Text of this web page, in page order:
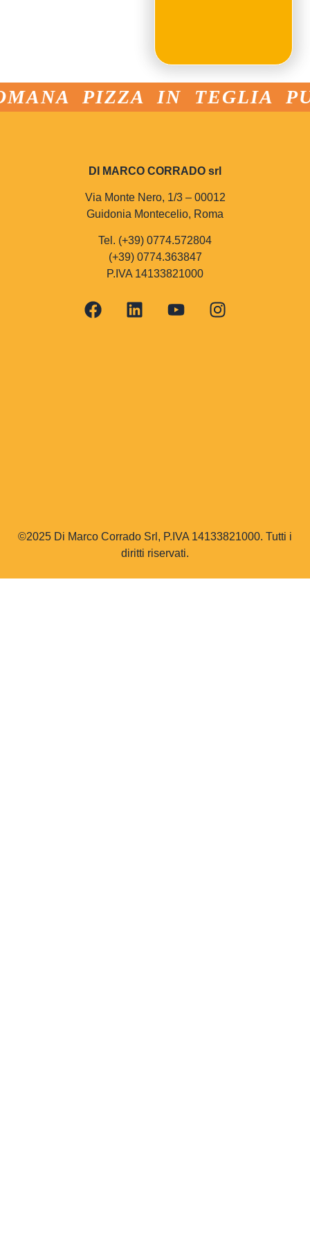
PIZZA IN TEGLIA
DI MARCO CORRADO srl
Via Monte Nero, 1/3 – 00012
Guidonia Montecelio, Roma
Tel. (+39) 0774.572804
(+39) 0774.363847
P.IVA 14133821000
©2025 Di Marco Corrado Srl, P.IVA 14133821000. Tutti i
diritti riservati.